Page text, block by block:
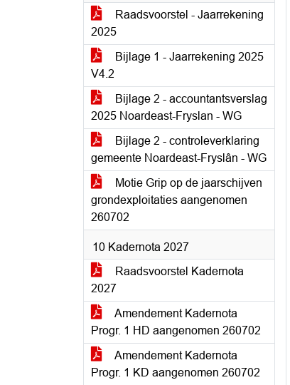
Raadsvoorstel - Jaarrekening
2025
Bijlage 1 - Jaarrekening 2025
V4.2
Bijlage 2 - accountantsverslag
2025 Noardeast-Fryslan - WG
Bijlage 2 - controleverklaring
gemeente Noardeast-Fryslân - WG
Motie Grip op de jaarschijven
grondexploitaties aangenomen
260702
10 Kadernota 2027
Raadsvoorstel Kadernota
2027
Amendement Kadernota
Progr. 1 HD aangenomen 260702
Amendement Kadernota
Progr. 1 KD aangenomen 260702